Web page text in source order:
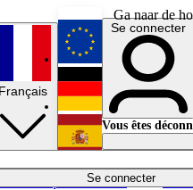
Ga naar de
Se connecter
Économie
Français
English
Deutsch
Español
Se connecter
Vous êtes